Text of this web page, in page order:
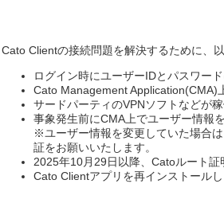
Cato Clientの接続問題を解決するために、
ログイン時にユーザーIDとパスワー
Cato Management Application(CMA)
サードパーティのVPNソフトなどが
事象発生前にCMA上でユーザー情報
※ユーザー情報を変更していた場合
証をお願いいたします。
2025年10月29日以降、Catoルート証
Cato Clientアプリを再インストール